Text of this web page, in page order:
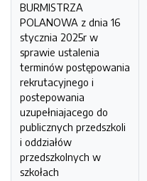
BURMISTRZA
POLANOWA z dnia 16
stycznia 2025r w
sprawie ustalenia
terminów postępowania
rekrutacyjnego i
postepowania
uzupełniajacego do
publicznych przedszkoli
i oddziałów
przedszkolnych w
szkołach